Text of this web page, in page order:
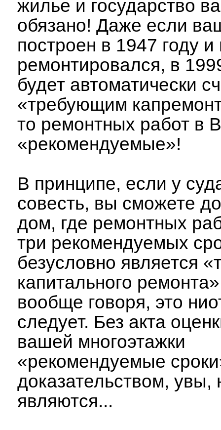
жилье и государство
обязано! Даже если
построен в 1947 году и
ремонтировался, в
будет автоматически
«требующим
то ремонтных работ в
«рекомендуемые»!
В принципе, если у
совесть, вы сможете
дом, где ремонтных
три рекомендуемых
безусловно является
капитального
вообще говоря, это
следует. Без акта
вашей многоэтажки
«рекомендуемые
доказательством, увы,
являются...